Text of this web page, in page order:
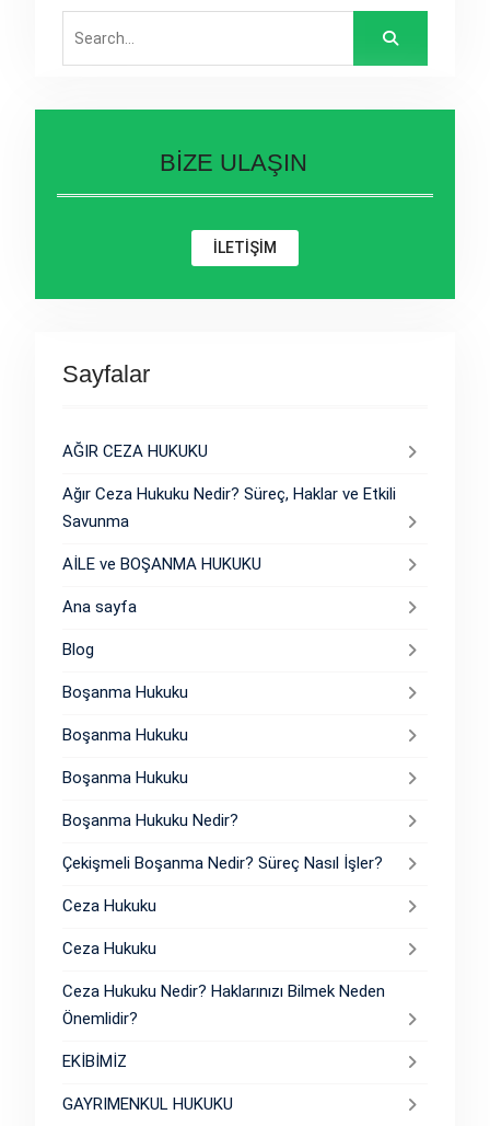
for:
BİZE ULAŞIN
İLETİŞİM
Sayfalar
AĞIR CEZA HUKUKU
Ağır Ceza Hukuku Nedir? Süreç, Haklar ve Etkili
Savunma
AİLE ve BOŞANMA HUKUKU
Ana sayfa
Blog
Boşanma Hukuku
Boşanma Hukuku
Boşanma Hukuku
Boşanma Hukuku Nedir?
Çekişmeli Boşanma Nedir? Süreç Nasıl İşler?
Ceza Hukuku
Ceza Hukuku
Ceza Hukuku Nedir? Haklarınızı Bilmek Neden
Önemlidir?
EKİBİMİZ
GAYRIMENKUL HUKUKU